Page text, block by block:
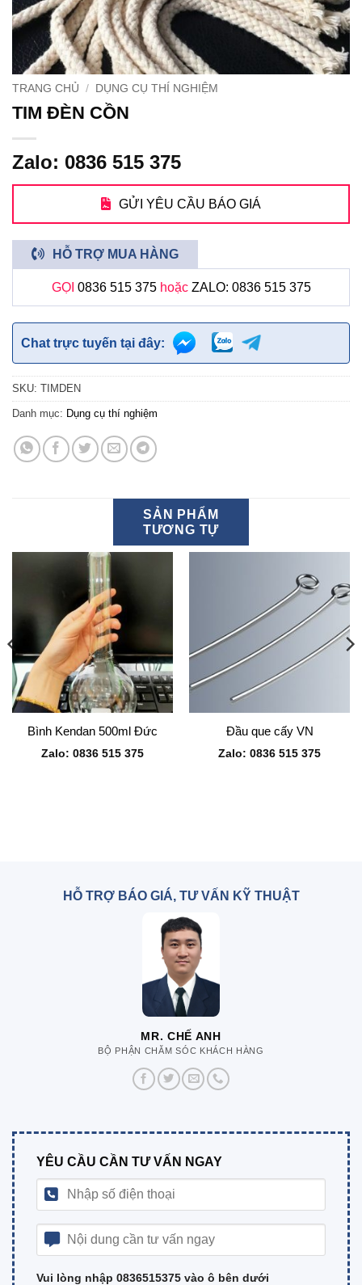
TRANG CHỦ / DỤNG CỤ THÍ NGHIỆM
TIM ĐÈN CỒN
Zalo: 0836 515 375
GỬI YÊU CẦU BÁO GIÁ
HỖ TRỢ MUA HÀNG
GỌI 0836 515 375hoặc ZALO: 0836 515 375
Chat trực tuyến tại đây:
SKU: TIMDEN
Danh mục: Dụng cụ thí nghiệm
SẢN PHẨM
TƯƠNG TỰ
Bình Kendan 500ml Đức
Zalo: 0836 515 375
Đầu que cấy VN
Zalo: 0836 515 375
HỖ TRỢ BÁO GIÁ, TƯ VẤN KỸ THUẬT
MR. CHẾ ANH
BỘ PHẬN CHĂM SÓC KHÁCH HÀNG
YÊU CẦU CẦN TƯ VẤN NGAY
Vui lòng nhập 0836515375 vào ô bên dưới